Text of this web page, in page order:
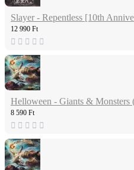
Slayer - Repentless [10th
12 990 Ft
Helloween - Giants &
8 590 Ft